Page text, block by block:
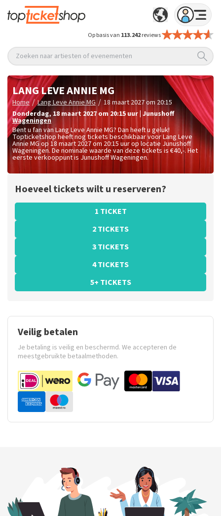
Op basis van 113.242reviews
Zoeken naar artiesten of evenementen
LANG LEVE ANNIE MG
Home / Lang Leve Annie MG / 18 maart 2027 om 20:15
donderdag,18 maart 2027 om 20:15 uur Junushoff
Wageningen
Bent u fan van Lang Leve Annie MG? Dan heeft u geluk!
Topticketshop heeft nog tickets beschikbaar voor Lang Leve
Annie MG op 18 maart 2027 om 20:15 uur op locatie Junushoff
Wageningen. De nominale waarde van deze tickets is €40,-. Het
eerste verkooppunt is Junushoff Wageningen.
Hoeveel tickets wilt u reserveren?
1 TICKET
2 TICKETS
3 TICKETS
4 TICKETS
5+ TICKETS
Veilig betalen
Je betaling is veilig en beschermd. We accepteren de
meestgebruikte betaalmethoden.